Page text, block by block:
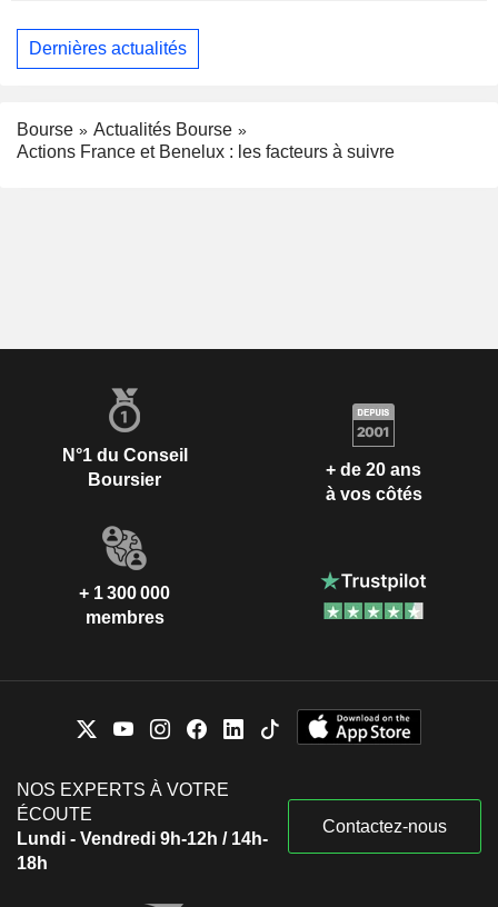
Dernières actualités
Bourse
Actualités Bourse
Actions France et Benelux : les facteurs à suivre
N°1 du Conseil
Boursier
+ de 20 ans
à vos côtés
+ 1 300 000
membres
NOS EXPERTS À VOTRE
ÉCOUTE
Lundi - Vendredi 9h-12h / 14h-
18h
Contactez-nous